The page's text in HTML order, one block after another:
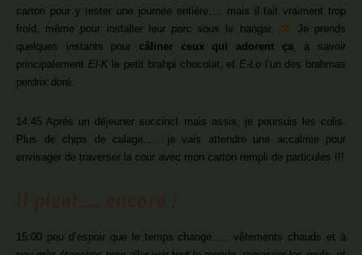
carton pour y rester une journée entière…. mais il fait vraiment trop
froid, même pour installer leur parc sous le hangar.
Je prends
quelques instants pour câliner ceux qui adorent ça , à savoir
principalement El-Kle petit brahpi chocolat, et E-Lol’un des brahmas
perdrix doré.
14:45 Après un déjeuner succinct mais assis, je poursuis les colis.
Plus de chips de calage….. je vais attendre une accalmie pour
envisager de traverser la cour avec mon carton rempli de particules !!!
15:00 peu d’espoir que le temps change….. vêtements chauds et à